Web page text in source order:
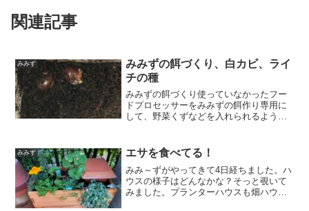
関連記事
みみず
みみずの餌づくり、白カビ、ライ
チの種
みみずの餌づくり使っていなかったフー
ドプロセッサーをみみずの餌作り専用に
して、野菜くずなどを入れられるように
ードプロセッサーで細かくして、そのま
まみみずハウスに入れます...
みみず エサを食べてる！
みみ～ずがやってきて4日経ちました。ハ
ウスの様子はどんなかな？そっと覗いて
みました。プランターハウスも畑ハウス